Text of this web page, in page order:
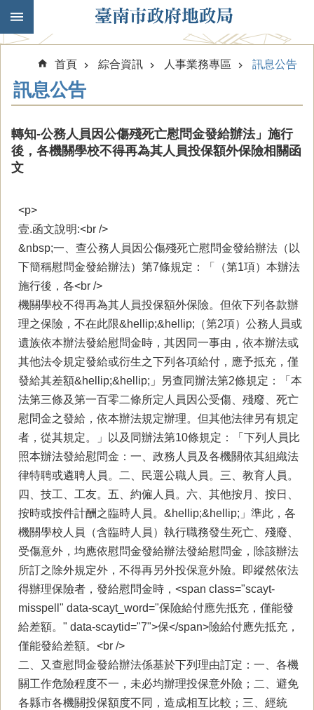
跳到主要內容區塊
首頁 綜合資訊 人事業務專區 訊息公告
訊息公告
轉知-公務人員因公傷殘死亡慰問金發給辦法」施行
後，各機關學校不得再為其人員投保額外保險相關函
文
<p>
壹.函文說明:<br />
&nbsp;一、查公務人員因公傷殘死亡慰問金發給辦法（以
下簡稱慰問金發給辦法）第7條規定：「（第1項）本辦法
施行後，各<br />
機關學校不得再為其人員投保額外保險。但依下列各款辦
理之保險，不在此限&hellip;&hellip;（第2項）公務人員或
遺族依本辦法發給慰問金時，其因同一事由，依本辦法或
其他法令規定發給或衍生之下列各項給付，應予抵充，僅
發給其差額&hellip;&hellip;」另查同辦法第2條規定：「本
法第三條及第一百零二條所定人員因公受傷、殘廢、死亡
慰問金之發給，依本辦法規定辦理。但其他法律另有規定
者，從其規定。」以及同辦法第10條規定：「下列人員比
照本辦法發給慰問金：一、政務人員及各機關依其組織法
律特聘或遴聘人員。二、民選公職人員。三、教育人員。
四、技工、工友。五、約僱人員。六、其他按月、按日、
按時或按件計酬之臨時人員。&hellip;&hellip;」準此，各
機關學校人員（含臨時人員）執行職務發生死亡、殘廢、
受傷意外，均應依慰問金發給辦法發給慰問金，除該辦法
所訂之除外規定外，不得再另外投保意外險。即縱然依法
得辦理保險者，發給慰問金時，<span class="scayt-
misspell" data-scayt_word="保險給付應先抵充，僅能發
給差額。" data-scaytid="7">保</span>險給付應先抵充，
僅能發給差額。<br />
二、又查慰問金發給辦法係基於下列理由訂定：一、各機
關工作危險程度不一，未必均辦理投保意外險；二、避免
各縣市各機關投保額度不同，造成相互比較；三、經統